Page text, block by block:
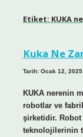
Etiket: KUKA
Kuka Ne
Tarih: Ocak 12, 2025
KUKA nerenin
robotlar ve
şirketidir. Robot
teknolojilerinin